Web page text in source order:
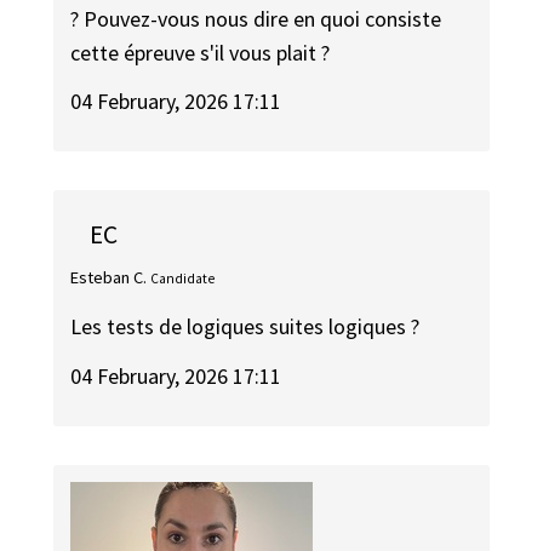
? Pouvez-vous nous dire en quoi consiste
cette épreuve s'il vous plait ?
04 February, 2026 17:11
EC
Esteban C. Candidate
Les tests de logiques suites logiques ?
04 February, 2026 17:11